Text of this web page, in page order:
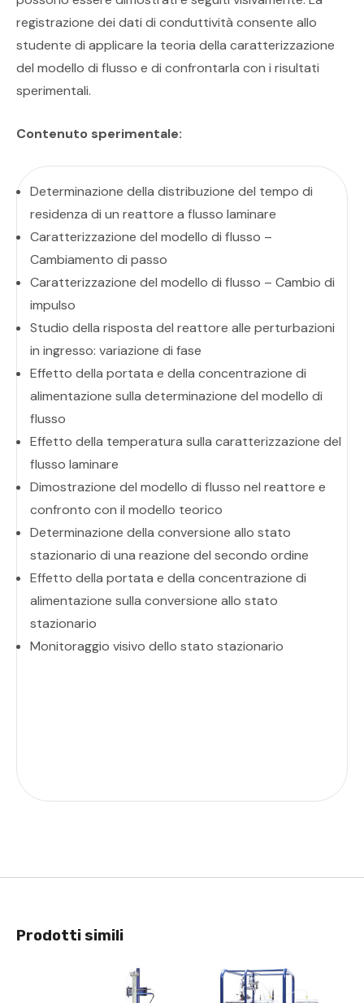
registrazione dei dati di conduttività consente allo
studente di applicare la teoria della caratterizzazione
del modello di flusso e di confrontarla con i risultati
sperimentali.
Contenuto sperimentale:
Determinazione della distribuzione del tempo di
residenza di un reattore a flusso laminare
Caratterizzazione del modello di flusso –
Cambiamento di passo
Caratterizzazione del modello di flusso – Cambio di
impulso
Studio della risposta del reattore alle perturbazioni
in ingresso: variazione di fase
Effetto della portata e della concentrazione di
alimentazione sulla determinazione del modello di
flusso
Effetto della temperatura sulla caratterizzazione del
flusso laminare
Dimostrazione del modello di flusso nel reattore e
confronto con il modello teorico
Determinazione della conversione allo stato
stazionario di una reazione del secondo ordine
Effetto della portata e della concentrazione di
alimentazione sulla conversione allo stato
stazionario
Monitoraggio visivo dello stato stazionario
Prodotti simili